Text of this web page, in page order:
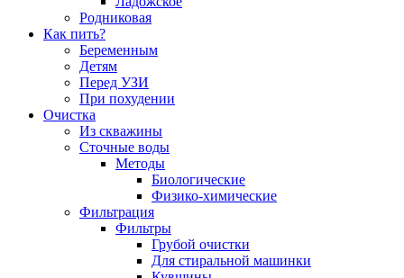
Родниковая
Как пить?
Беременным
Детям
Перед УЗИ
При похудении
Очистка
Из скважины
Сточные воды
Методы
Биологические
Физико-химические
Фильтрация
Фильтры
Грубой очистки
Для стиральной машинки